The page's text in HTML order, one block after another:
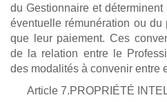
du Gestionnaire et
éventuelle rémunération ou
que leur paiement. Ces
de la relation entre le
des modalités à convenir entre
Article 7.PROPRIÉTÉ